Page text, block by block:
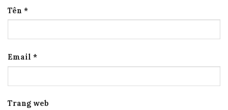
Tên *
Email *
Trang web